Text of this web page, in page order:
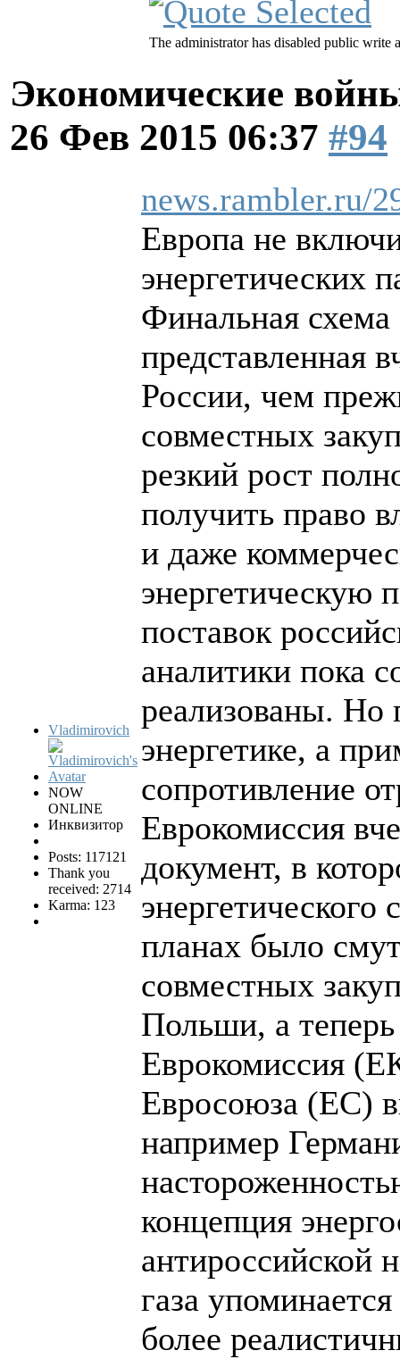
The administrator has disabled public write
Экономические
26 Фев 2015 06:37 #94
Vladimirovich
NOW
ONLINE
Инквизитор
Posts: 117121
Thank you
received: 2714
Karma: 123
news.rambler.ru/
Европа не
энергетических
Финальная схема
представленная
России, чем
совместных
резкий рост
получить право
и даже
энергетическую
поставок
аналитики пока
реализованы. Но
энергетике, а
сопротивление
Еврокомиссия
документ, в
планах было
совместных
Польши, а
Еврокомиссия
Евросоюза (ЕС)
например
концепция
антироссийской
газа
более